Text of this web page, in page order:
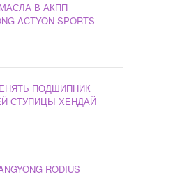
В АКПП
ACTYON SPORTS
ПОДШИПНИК
СТУПИЦЫ ХЕНДАЙ
RODIUS